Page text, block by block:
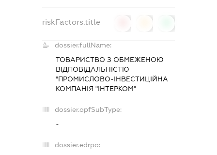
riskFactors.title
dossier.fullName:
ТОВАРИСТВО З ОБМЕЖЕНОЮ
ВІДПОВІДАЛЬНІСТЮ
"ПРОМИСЛОВО-ІНВЕСТИЦІЙНА
КОМПАНІЯ "ІНТЕРКОМ"
dossier.opfSubType:
-
dossier.edrpo: